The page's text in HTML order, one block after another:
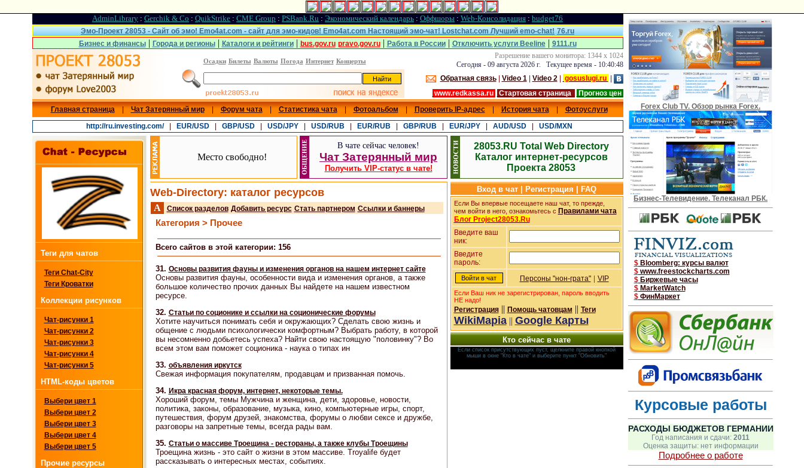
AdminLibrary : Gerchik & Co : QuikStrike : CME Group : PSBank.Ru : Экономический календарь : Оффшоры : Web-Консолидация : budget76
Эмо-Проект 28053 - Сайт об эмо! Emo4at.com - сайт для эмо-кидов! Emo4at.com Настоящий эмо-чат! Lostchat.com Лучший emo-chat! 76.ru
Бизнес и финансы| Города и регионы| Каталоги и рейтинги| bus.gov.ru pravo.gov.ru| Работа в России| Отключить услуги Beeline| 9111.ru
Осадки Билеты Валюты Погода Интернет Концерты
Разрешение вашего монитора: 1344 x 1024
Сегодня - 09 августа 2026 г. Текущее время - 10:40:49
Обратная связь| Video 1| Video 2| gosuslugi.ru
www.redkassa.ru
Стартовая страница
Прогноз цен
Главная страница| Чат Затерянный мир| Форум чата| Статистика чата| Фотоальбом Проверить IP-адрес| История чата| Фотоуслуги
http://ru.investing.com/| EUR/USD| GBP/USD| USD/JPY| USD/RUB EUR/RUB GBP/RUB EUR/JPY| AUD/USD| USD/MXN
Теги для чатов
Теги Chat-City
Теги Кроватки
Коллекции рисунков
Чат-рисунки 1
Чат-рисунки 2
Чат-рисунки 3
Чат-рисунки 4
Чат-рисунки 5
HTML-коды цветов
Выбери цвет 1
Выбери цвет 2
Выбери цвет 3
Выбери цвет 4
Выбери цвет 5
Прочие ресурсы
Место свободно!
В чате сейчас человек!
Чат Затерянный мир
Получить VIP-статус в чате!
Web-Directory: каталог ресурсов
A Список разделов Добавить ресурс Стать партнером Ссылки и баннеры
Категория > Прочее
Всего сайтов в этой категории: 156
31. Основы развития фауны и изменения органов на нашем интернет сайте
Основы развития фауны, особенности вида и изменения органов, а также
большое количество прочих данных Вы найдете на нашем известном
ресурсе.
32. Статьи по соционике и ссылки на соционические форумы
Хотите научиться понимать себя и окружающих? Сделать свою жизнь и
общение с людьми психологически комфортным? Выбрать работу, в которой
вы несомненно добьетесь успеха? Найти свою настоящую "половинку"? Во
всем этом вам поможет соционика - наука о типах ин
33. объявления иркутск
Свежая информация покупателям, продавцам и призванная помочь.
34. Икра красная форум, интернет, некоторые темы.
Хороший форум, темы Мужчина и женщина, дети, здоровье, новости,
политика, законы, образование, музыка, кино, компьютерные игры, спорт,
путешествия, форум друзей, знакомства, форумы о любви сексе и дружбе,
разговоры на запретные темы, всегда рады вам.
35. Статьи о массиве Троещина - рестораны, а также клубы Троещины
Троещина жизнь - это сайт о жизни в этом массиве. Troyalife будет
рассказывать о интересных местах, событиях.
28053.RU Total Web Directory
Каталог интернет-ресурсов
Проекта 28053
Вход в чат | Регистрация | FAQ
Если Вы впервые посещаете наш чат, то прежде,
чем войти в него, ознакомьтесь с Правилами чата
Блог Project28053.Ru
Введите ваш
ник:
Введите
пароль:
Персоны "нон-грата" | VIP
Если Ваш ник не зарегистрирован, пароль вводить
НЕ надо!
Регистрация|| Помощь чатовцам || Теги
WikiMapia|| Google Карты
Кто сейчас в чате
Если список присутствующих пуст, щелкните правой кнопкой
мыши в окне "Кто в чате" и выберите пункт "Обновить"
Forex Club TV. Обзор рынка Forex.
Бизнес-Телевидение. Телеканал РБК.
$Bloomberg: курсы валют
$www.freestockcharts.com
$Биржевые часы
$MarketWatch
$ФинМаркет
Курсовые работы
РАСХОДЫ БЮДЖЕТОВ ГЕРМАНИИ
Год написания и сдачи: 2011
Оценка защиты: нет информации
Подробнее о работе